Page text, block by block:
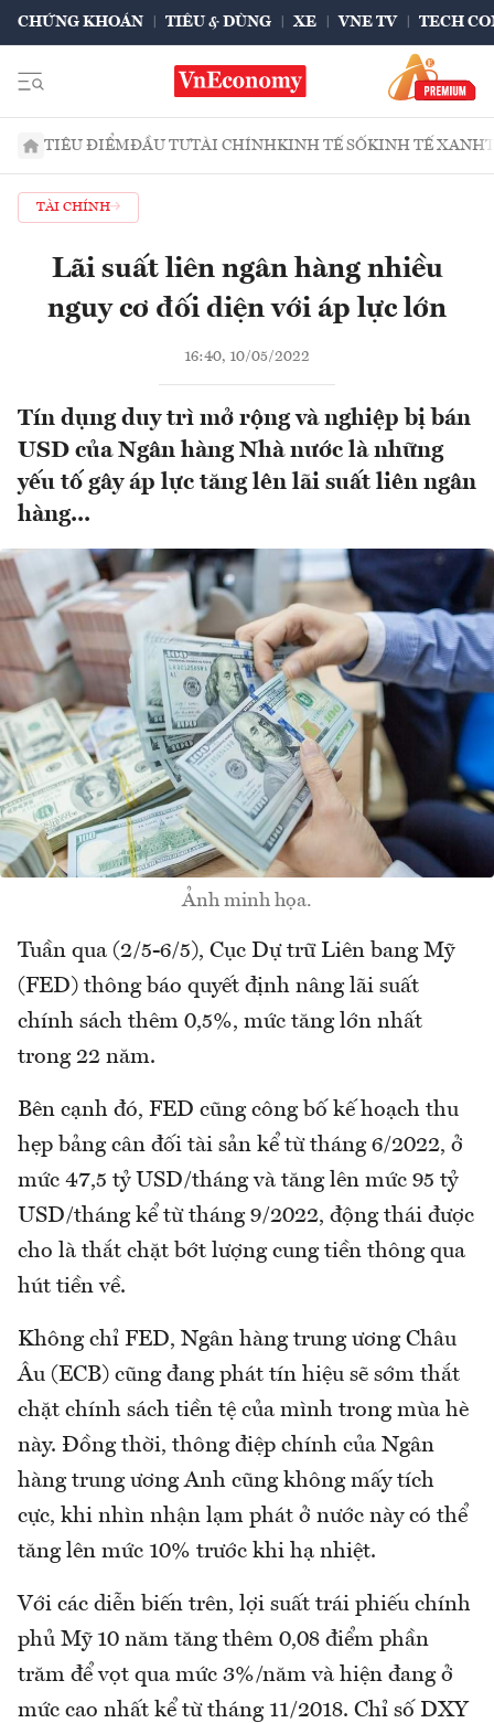
CHỨNG KHOÁN TIÊU & DÙNG XE VNE TV TECH
TIÊU ĐIỂMĐẦU TƯTÀI CHÍNHKINH TẾ SỐKINH TẾ XANH
TÀI CHÍNH
Lãi suất liên ngân hàng nhiều
nguy cơ đối diện với áp lực lớn
16:40, 10/05/2022
Tín dụng duy trì mở rộng và nghiệp bị bán
USD của Ngân hàng Nhà nước là những
yếu tố gây áp lực tăng lên lãi suất liên ngân
hàng...
Ảnh minh họa.
Tuần qua (2/5-6/5), Cục Dự trữ Liên bang Mỹ
(FED) thông báo quyết định nâng lãi suất
chính sách thêm 0,5%, mức tăng lớn nhất
trong 22 năm.
Bên cạnh đó, FED cũng công bố kế hoạch thu
hẹp bảng cân đối tài sản kể từ tháng 6/2022, ở
mức 47,5 tỷ USD/tháng và tăng lên mức 95 tỷ
USD/tháng kể từ tháng 9/2022, động thái được
cho là thắt chặt bớt lượng cung tiền thông qua
hút tiền về.
Không chỉ FED, Ngân hàng trung ương Châu
Âu (ECB) cũng đang phát tín hiệu sẽ sớm thắt
chặt chính sách tiền tệ của mình trong mùa hè
này. Đồng thời, thông điệp chính của Ngân
hàng trung ương Anh cũng không mấy tích
cực, khi nhìn nhận lạm phát ở nước này có thể
tăng lên mức 10% trước khi hạ nhiệt.
Với các diễn biến trên, lợi suất trái phiếu chính
phủ Mỹ 10 năm tăng thêm 0,08 điểm phần
trăm để vọt qua mức 3%/năm và hiện đang ở
mức cao nhất kể từ tháng 11/2018. Chỉ số DXY